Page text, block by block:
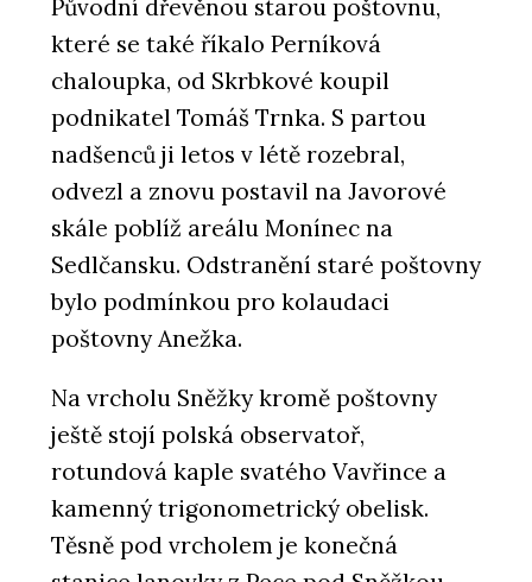
Původní dřevěnou starou poštovnu,
které se také říkalo Perníková
chaloupka, od Skrbkové koupil
podnikatel Tomáš Trnka. S partou
nadšenců ji letos v létě rozebral,
odvezl a znovu postavil na Javorové
skále poblíž areálu Monínec na
Sedlčansku. Odstranění staré poštovny
bylo podmínkou pro kolaudaci
poštovny Anežka.
Na vrcholu Sněžky kromě poštovny
ještě stojí polská observatoř,
rotundová kaple svatého Vavřince a
kamenný trigonometrický obelisk.
Těsně pod vrcholem je konečná